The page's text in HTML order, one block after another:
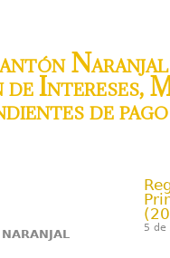
de Intereses,
de
5 de